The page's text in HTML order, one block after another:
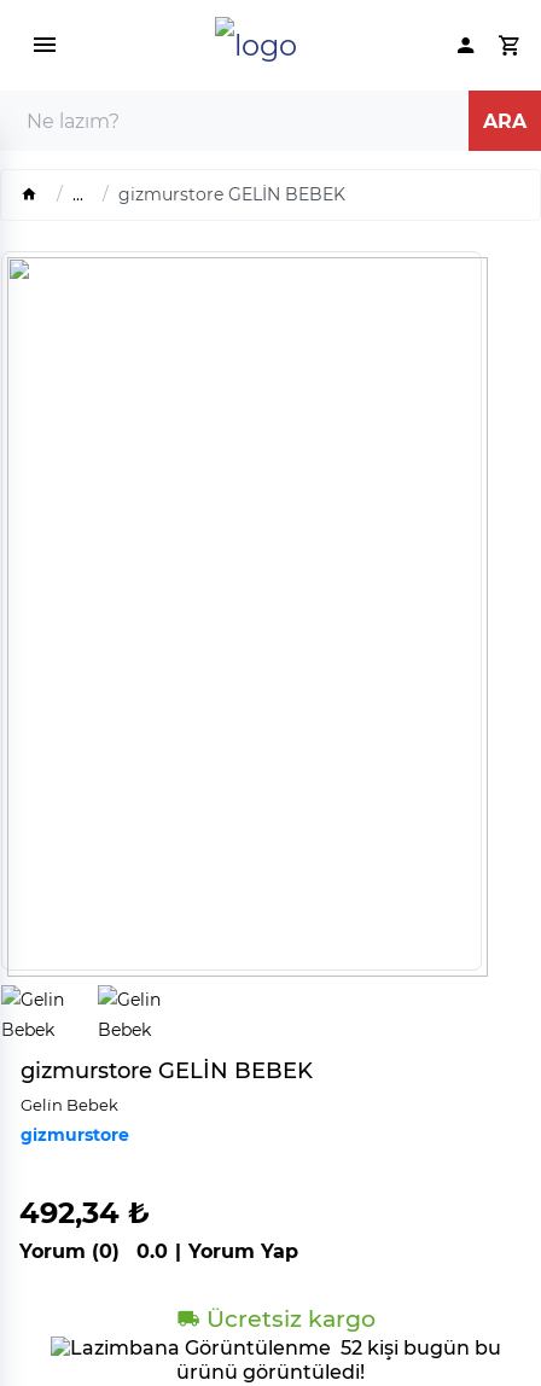
... gizmurstore GELİN BEBEK
gizmurstore GELİN BEBEK
Geli̇n Bebek
gizmurstore
492,34 ₺
Yorum (0) 0.0 | Yorum Yap
Ücretsiz kargo
52 kişi bugün bu
ürünü görüntüledi!